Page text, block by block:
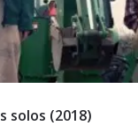
solos (2018)